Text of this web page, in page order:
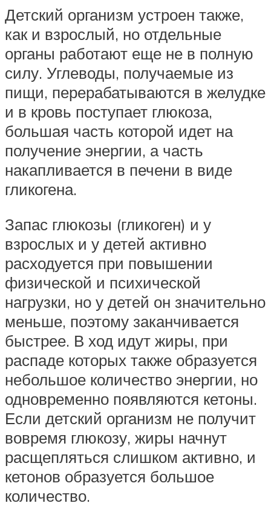
Детский организм устроен также,
как и взрослый, но отдельные
органы работают еще не в полную
силу. Углеводы, получаемые из
пищи, перерабатываются в желудке
и в кровь поступает глюкоза,
большая часть которой идет на
получение энергии, а часть
накапливается в печени в виде
гликогена.
Запас глюкозы (гликоген) и у
взрослых и у детей активно
расходуется при повышении
физической и психической
нагрузки, но у детей он значительно
меньше, поэтому заканчивается
быстрее. В ход идут жиры, при
распаде которых также образуется
небольшое количество энергии, но
одновременно появляются кетоны.
Если детский организм не получит
вовремя глюкозу, жиры начнут
расщепляться слишком активно, и
кетонов образуется большое
количество.